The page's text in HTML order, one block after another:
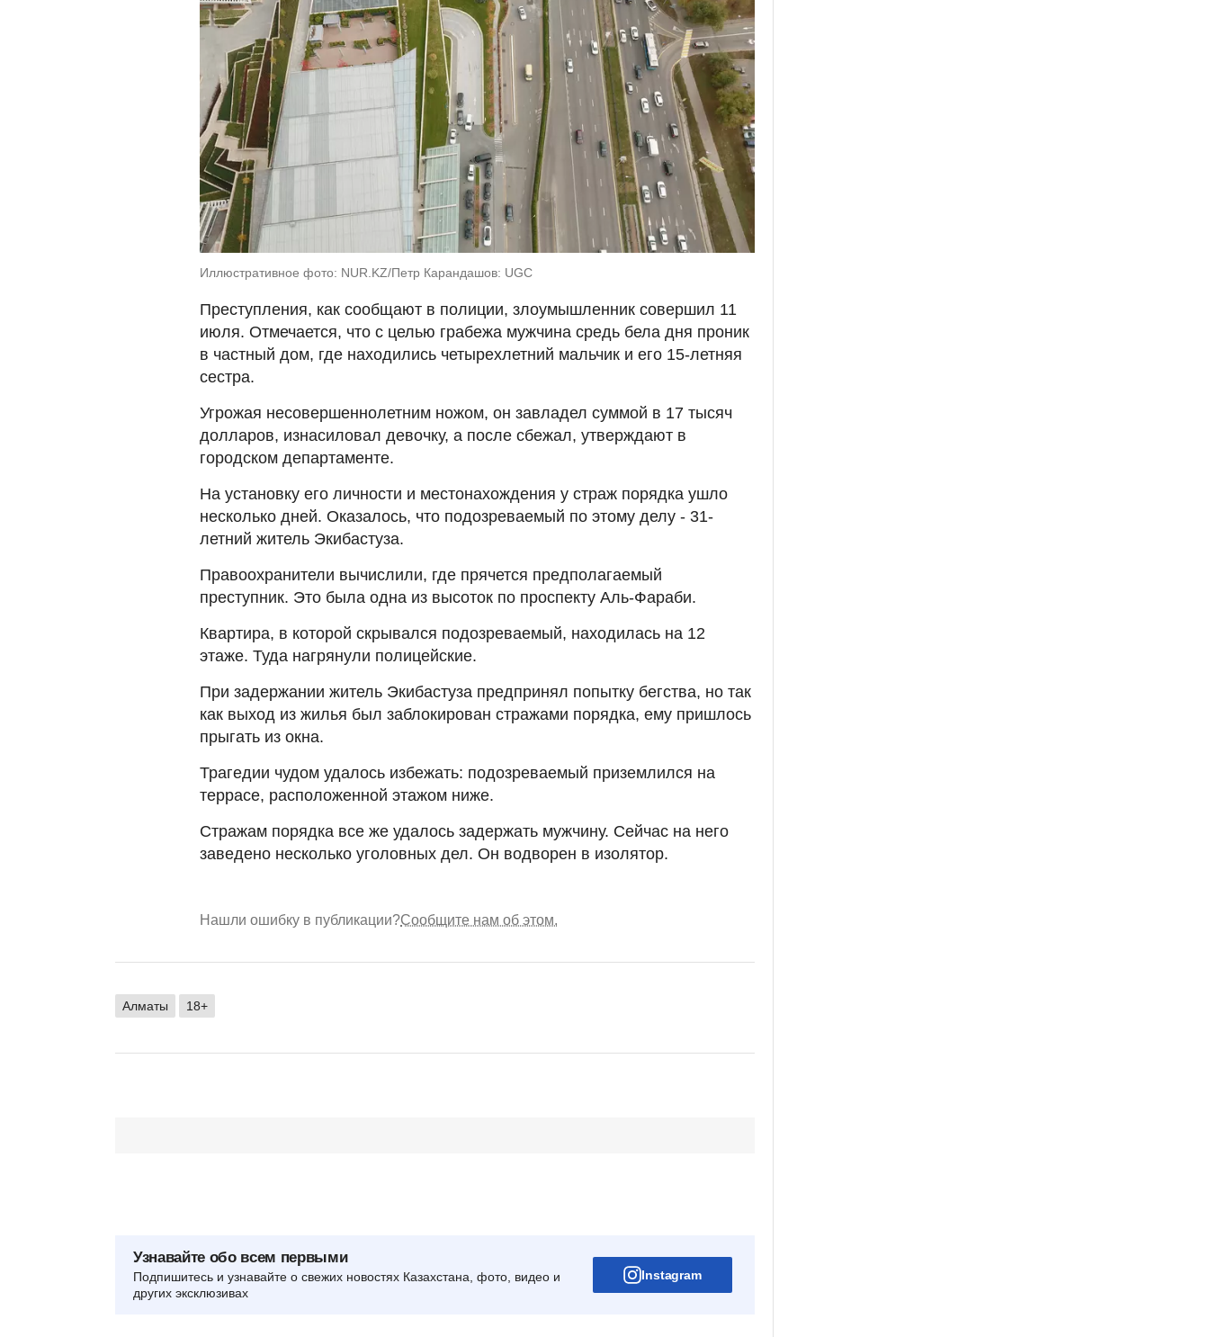
Иллюстративное фото: NUR.KZ/Петр Карандашов: UGC
Преступления, как сообщают в полиции, злоумышленник совершил 11
июля. Отмечается, что с целью грабежа мужчина средь бела дня проник
в частный дом, где находились четырехлетний мальчик и его 15-летняя
сестра.
Угрожая несовершеннолетним ножом, он завладел суммой в 17 тысяч
долларов, изнасиловал девочку, а после сбежал, утверждают в
городском департаменте.
На установку его личности и местонахождения у страж порядка ушло
несколько дней. Оказалось, что подозреваемый по этому делу - 31-
летний житель Экибастуза.
Правоохранители вычислили, где прячется предполагаемый
преступник. Это была одна из высоток по проспекту Аль-Фараби.
Квартира, в которой скрывался подозреваемый, находилась на 12
этаже. Туда нагрянули полицейские.
При задержании житель Экибастуза предпринял попытку бегства, но так
как выход из жилья был заблокирован стражами порядка, ему пришлось
прыгать из окна.
Трагедии чудом удалось избежать: подозреваемый приземлился на
террасе, расположенной этажом ниже.
Стражам порядка все же удалось задержать мужчину. Сейчас на него
заведено несколько уголовных дел. Он водворен в изолятор.
Нашли ошибку в публикации?Сообщите нам об этом.
Алматы 18+
Узнавайте обо всем первыми
Подпишитесь и узнавайте о свежих новостях Казахстана, фото, видео и
других эксклюзивах
Instagram